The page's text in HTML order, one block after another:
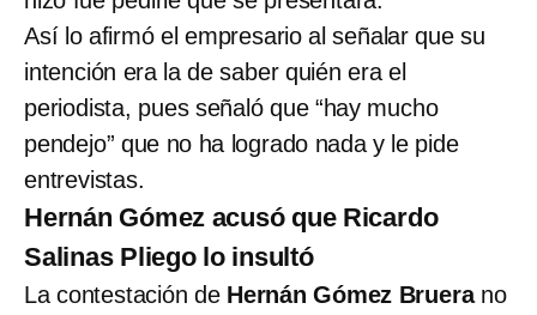
Así lo afirmó el empresario al señalar que su
intención era la de saber quién era el
periodista, pues señaló que “hay mucho
pendejo” que no ha logrado nada y le pide
entrevistas.
Hernán Gómez acusó que Ricardo
Salinas Pliego lo insultó
La contestación de Hernán Gómez Bruerano